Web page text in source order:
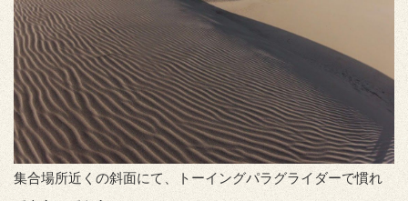
集合場所近くの斜面にて、トーイングパラグライダーで慣れ